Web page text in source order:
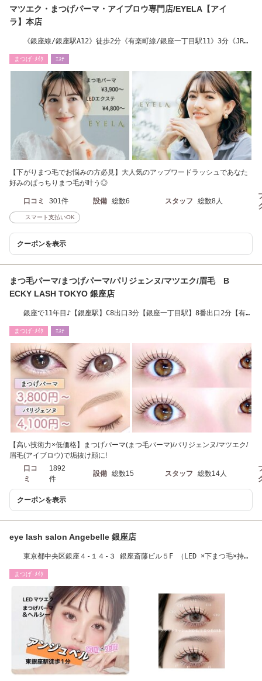
マツエク・まつげパーマ・アイブロウ専門店/EYELA【アイ
ラ】本店
《銀座線/銀座駅A12》徒歩2分《有楽町線/銀座一丁目駅11》3分《JR有
まつげ･ﾒｲｸ ｴｽﾃ
【下がりまつ毛でお悩みの方必見】大人気のアップワードラッシュであなた
好みのぱっちりまつ毛が叶う◎
口コミ 301件 設備 総数6 スタッフ 総数8人
スマート支払いOK
クーポンを表示
まつ毛パーマ/まつげパーマ/パリジェンヌ/マツエク/眉毛 B
ECKY LASH TOKYO 銀座店
銀座で11年目♪【銀座駅】C8出口3分【銀座一丁目駅】8番出口2分【有楽
まつげ･ﾒｲｸ ｴｽﾃ
【高い技術力×低価格】まつげパーマ(まつ毛パーマ)/パリジェンヌ/マツエク/
眉毛(アイブロウ)で垢抜け顔に!
口コ
ミ
1892
件
設備 総数15 スタッフ 総数14人
クーポンを表示
eye lash salon Angebelle 銀座店
東京都中央区銀座４-１４-３ 銀座斎藤ビル５F （LED ×下まつ毛×持ち
まつげ･ﾒｲｸ